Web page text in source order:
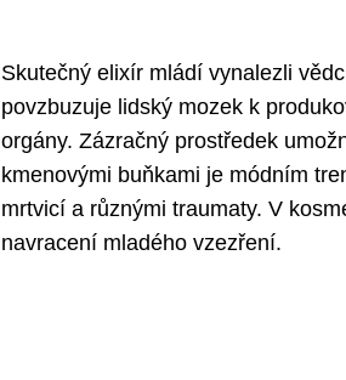
Skutečný elixír mládí vynalezli
povzbuzuje lidský mozek k
orgány. Zázračný prostředek
kmenovými buňkami je módním
mrtvicí a různými traumaty. V
navracení mladého vzezření.